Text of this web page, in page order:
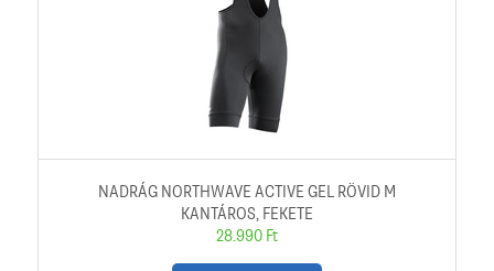
NADRÁG NORTHWAVE ACTIVE GEL RÖVID M
KANTÁROS, FEKETE
28.990 Ft